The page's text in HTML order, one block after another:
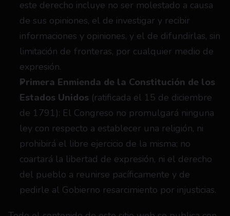
este derecho incluye no ser molestado a causa
de sus opiniones, el de investigar y recibir
informaciones y opiniones, y el de difundirlas, sin
limitación de fronteras, por cualquier medio de
expresión.
Primera Enmienda de la Constitución de los
Estados Unidos (ratificada el 15 de diciembre
de 1791): El Congreso no promulgará ninguna
ley con respecto a establecer una religión, ni
prohibirá el libre ejercicio de la misma; no
coartará la libertad de expresión, ni el derecho
del pueblo a reunirse pacíficamente y de
pedirle al Gobierno resarcimiento por injusticias.